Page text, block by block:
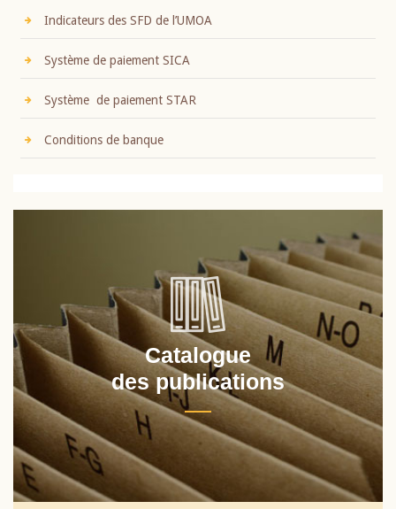
Indicateurs des SFD de l’UMOA
Système de paiement SICA
Système de paiement STAR
Conditions de banque
Catalogue
des publications